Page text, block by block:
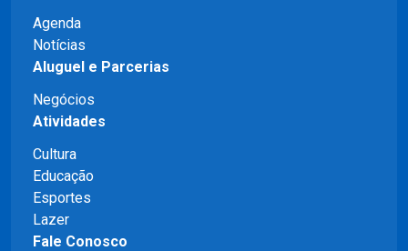
Agenda
Notícias
Aluguel e Parcerias
Negócios
Atividades
Cultura
Educação
Esportes
Lazer
Fale Conosco